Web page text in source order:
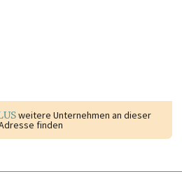
weitere Unternehmen an dieser
finden